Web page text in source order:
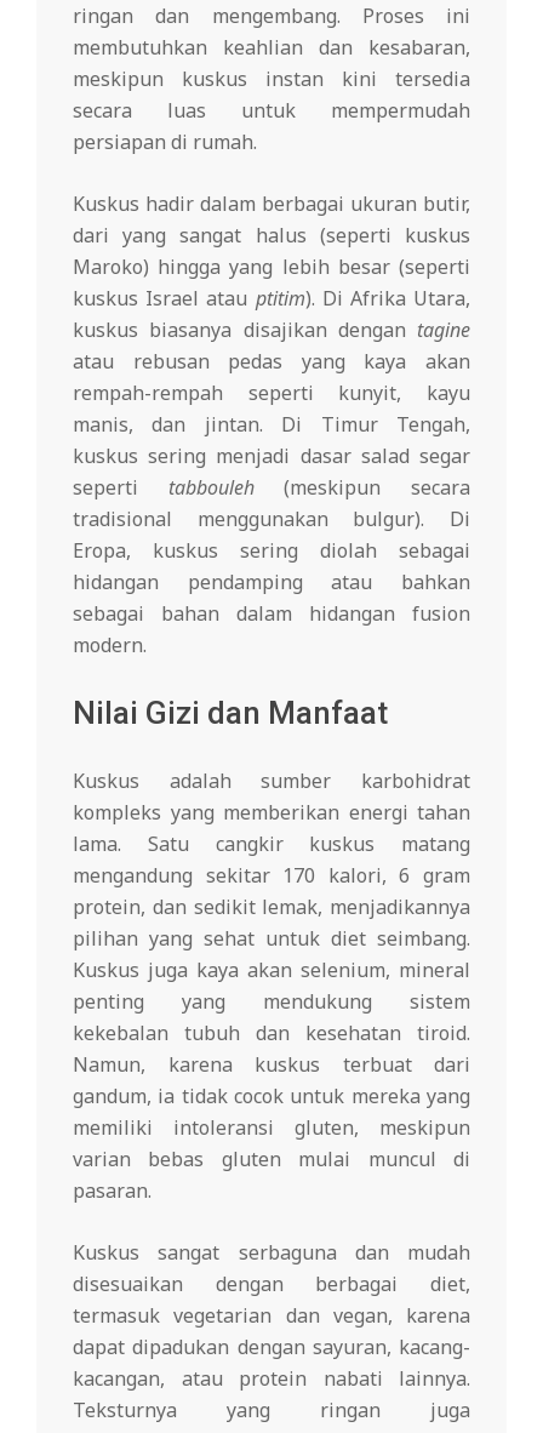
ringan dan mengembang. Proses ini
membutuhkan keahlian dan kesabaran,
meskipun kuskus instan kini tersedia
secara luas untuk mempermudah
persiapan di rumah.
Kuskus hadir dalam berbagai ukuran butir,
dari yang sangat halus (seperti kuskus
Maroko) hingga yang lebih besar (seperti
kuskus Israel atau ptitim). Di Afrika Utara,
kuskus biasanya disajikan dengan tagine
atau rebusan pedas yang kaya akan
rempah-rempah seperti kunyit, kayu
manis, dan jintan. Di Timur Tengah,
kuskus sering menjadi dasar salad segar
seperti tabbouleh(meskipun secara
tradisional menggunakan bulgur). Di
Eropa, kuskus sering diolah sebagai
hidangan pendamping atau bahkan
sebagai bahan dalam hidangan fusion
modern.
Nilai Gizi dan Manfaat
Kuskus adalah sumber karbohidrat
kompleks yang memberikan energi tahan
lama. Satu cangkir kuskus matang
mengandung sekitar 170 kalori, 6 gram
protein, dan sedikit lemak, menjadikannya
pilihan yang sehat untuk diet seimbang.
Kuskus juga kaya akan selenium, mineral
penting yang mendukung sistem
kekebalan tubuh dan kesehatan tiroid.
Namun, karena kuskus terbuat dari
gandum, ia tidak cocok untuk mereka yang
memiliki intoleransi gluten, meskipun
varian bebas gluten mulai muncul di
pasaran.
Kuskus sangat serbaguna dan mudah
disesuaikan dengan berbagai diet,
termasuk vegetarian dan vegan, karena
dapat dipadukan dengan sayuran, kacang-
kacangan, atau protein nabati lainnya.
Teksturnya yang ringan juga